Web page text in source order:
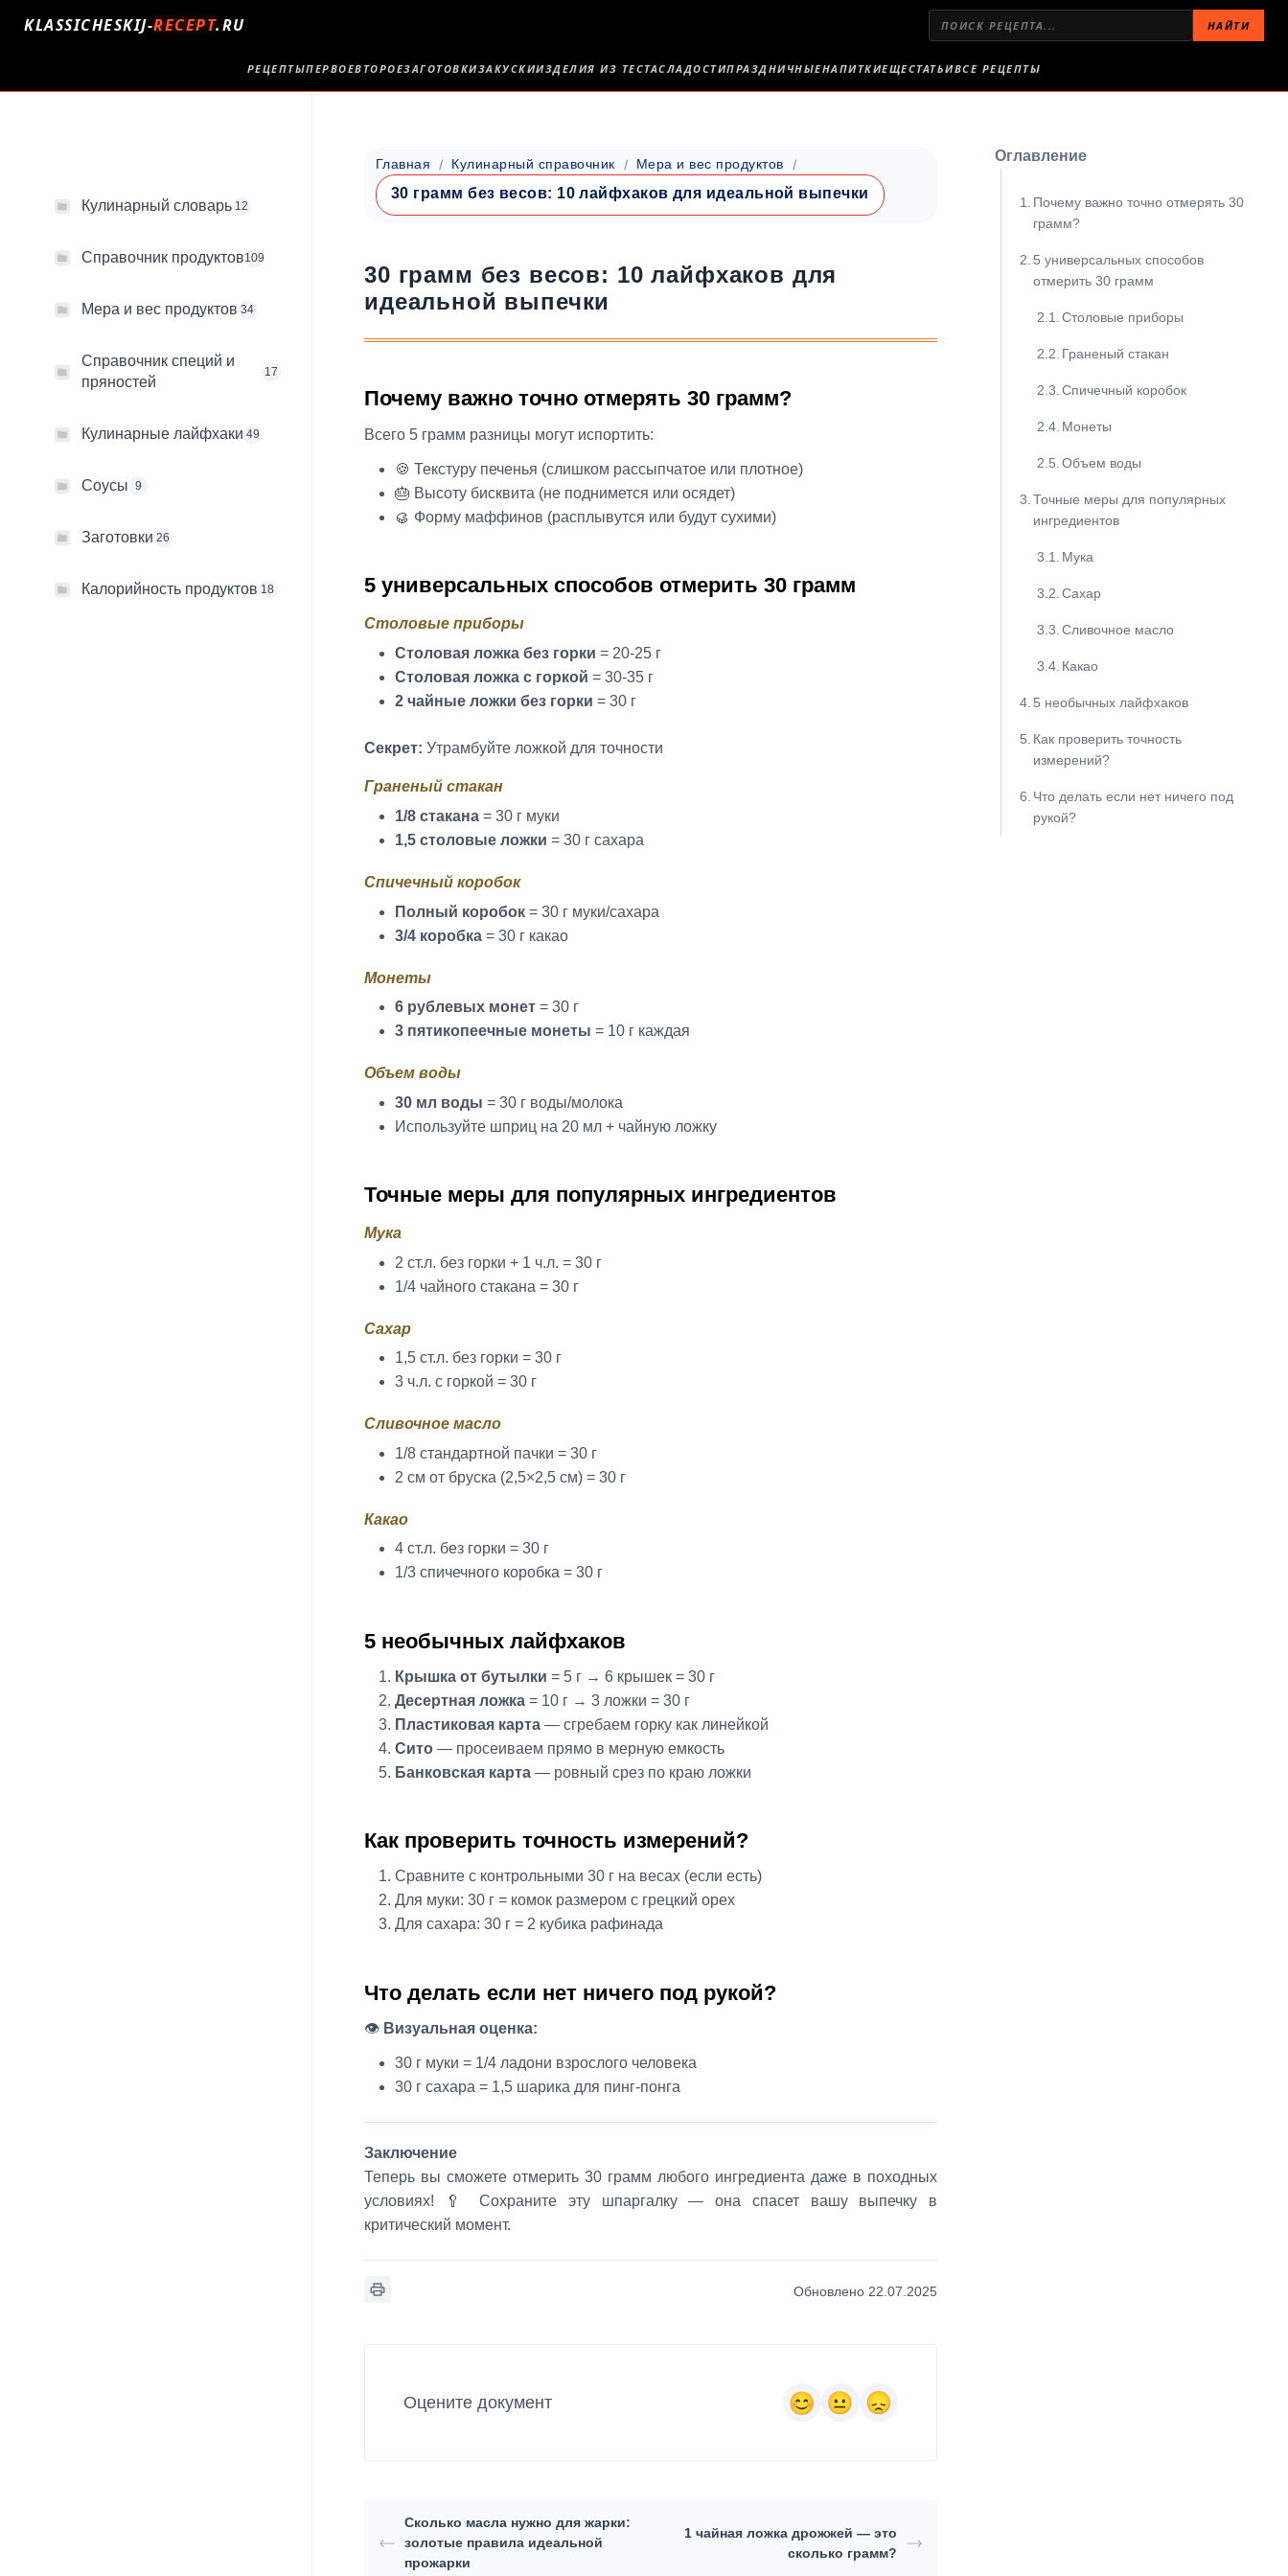
KLASSICHESKIJ-RECEPT.RU НАЙТИ
РЕЦЕПТЫПЕРВОЕВТОРОЕЗАГОТОВКИЗАКУСКИИЗДЕЛИЯ ИЗ ТЕСТАСЛАДОСТИПРАЗДНИЧНЫЕНАПИТКИЕЩЕСТАТЬИВСЕ РЕЦЕПТЫ
Кулинарный словарь 12
Справочник продуктов109
Мера и вес продуктов 34
Справочник специй и
пряностей
17
Кулинарные лайфхаки 49
Соусы 9
Заготовки 26
Калорийность продуктов 18
Главная Кулинарный справочник Мера и вес продуктов
30 грамм без весов: 10 лайфхаков для идеальной выпечки
30 грамм без весов: 10 лайфхаков для
идеальной выпечки
Почему важно точно отмерять 30 грамм?
Всего 5 грамм разницы могут испортить:
🍪 Текстуру печенья (слишком рассыпчатое или плотное)
🎂 Высоту бисквита (не поднимется или осядет)
🥮 Форму маффинов (расплывутся или будут сухими)
5 универсальных способов отмерить 30 грамм
Столовые приборы
Столовая ложка без горки = 20-25 г
Столовая ложка с горкой = 30-35 г
2 чайные ложки без горки = 30 г
Секрет: Утрамбуйте ложкой для точности
Граненый стакан
1/8 стакана= 30 г муки
1,5 столовые ложки = 30 г сахара
Спичечный коробок
Полный коробок= 30 г муки/сахара
3/4 коробка= 30 г какао
Монеты
6 рублевых монет= 30 г
3 пятикопеечные монеты = 10 г каждая
Объем воды
30 мл воды = 30 г воды/молока
Используйте шприц на 20 мл + чайную ложку
Точные меры для популярных ингредиентов
Мука
2 ст.л. без горки + 1 ч.л. = 30 г
1/4 чайного стакана = 30 г
Сахар
1,5 ст.л. без горки = 30 г
3 ч.л. с горкой = 30 г
Сливочное масло
1/8 стандартной пачки = 30 г
2 см от бруска (2,5×2,5 см) = 30 г
Какао
4 ст.л. без горки = 30 г
1/3 спичечного коробка = 30 г
5 необычных лайфхаков
Крышка от бутылки = 5 г → 6 крышек = 30 г
Десертная ложка= 10 г → 3 ложки = 30 г
Пластиковая карта— сгребаем горку как линейкой
Сито— просеиваем прямо в мерную емкость
Банковская карта— ровный срез по краю ложки
Как проверить точность измерений?
Сравните с контрольными 30 г на весах (если есть)
Для муки: 30 г = комок размером с грецкий орех
Для сахара: 30 г = 2 кубика рафинада
Что делать если нет ничего под рукой?
👁️ Визуальная оценка:
30 г муки = 1/4 ладони взрослого человека
30 г сахара = 1,5 шарика для пинг-понга
Заключение
Теперь вы сможете отмерить 30 грамм любого ингредиента даже в походных
условиях! 🥄 Сохраните эту шпаргалку — она спасет вашу выпечку в
критический момент.
Обновлено 22.07.2025
Оцените документ
Сколько масла нужно для жарки:
золотые правила идеальной
прожарки
1 чайная ложка дрожжей — это
сколько грамм?
Оглавление
Почему важно точно отмерять 30
грамм?
5 универсальных способов
отмерить 30 грамм
Столовые приборы
Граненый стакан
Спичечный коробок
Монеты
Объем воды
Точные меры для популярных
ингредиентов
Мука
Сахар
Сливочное масло
Какао
5 необычных лайфхаков
Как проверить точность
измерений?
Что делать если нет ничего под
рукой?